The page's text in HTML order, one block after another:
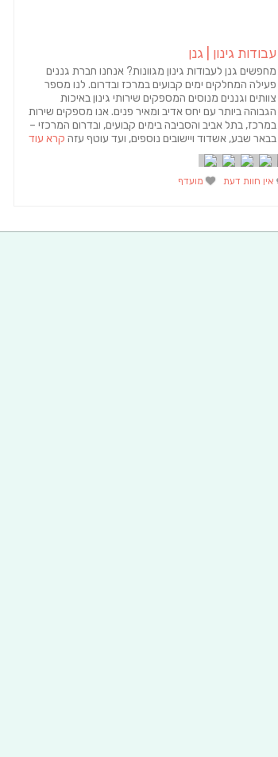
עבודות גינון | גנן
מחפשים גנן לעבודות גינון מגוונות? אנחנו חברת גננים
פעילה המחלקים ימים קבועים במרכז ובדרום. לנו מספר
צוותים וגננים מנוסים המספקים שירותי גינון באיכות
הגבוהה ביותר עם יחס אדיב ומאיר פנים. אנו מספקים שירות
במרכז, בתל אביב והסביבה בימים קבועים, ובדרום המרכזי –
בבאר שבע, אשדוד ויישובים נוספים, ועד עוטף עזה קרא עוד
אין חוות דעת מועדף